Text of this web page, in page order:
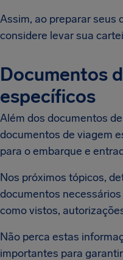
Assim, ao preparar seus
considere levar sua
Documentos
específicos
Além dos documentos
documentos de viagem
para o embarque e
Nos próximos tópicos,
documentos
como vistos,
Não perca estas
importantes para